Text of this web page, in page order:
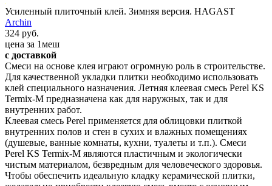
Усиленный плиточный клей. Зимняя версия. HAGAST
Archin
324 руб.
цена за 1меш
с доставкой
Смеси на основе клея играют огромную роль в строительстве.
Для качественной укладки плитки необходимо использовать
клей специального назначения. Летняя клеевая смесь Perel KS
Termix-M предназначена как для наружных, так и для
внутренних работ.
Клеевая смесь Perel применяется для облицовки плиткой
внутренних полов и стен в сухих и влажных помещениях
(душевые, ванные комнаты, кухни, туалеты и т.п.). Смеси
Perel KS Termix-M являются пластичным и экологически
чистым материалом, безвредным для человеческого здоровья.
Чтобы обеспечить идеальную кладку керамической плитки,